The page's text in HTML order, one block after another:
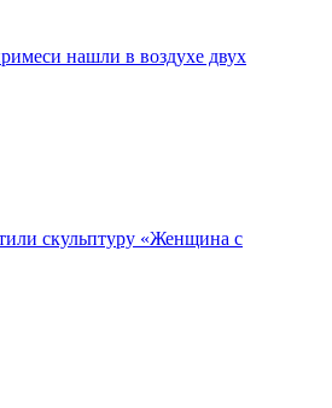
нашли в воздухе двух
скульптуру «Женщина с